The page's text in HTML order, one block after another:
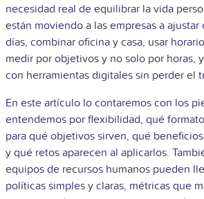
necesidad real de equilibrar la vida
están moviendo a las empresas a
días, combinar oficina y casa, usar
medir por objetivos y no solo por horas,
con herramientas digitales sin perder el
En este artículo lo contaremos con los
entendemos por flexibilidad, qué
para qué objetivos sirven, qué
y qué retos aparecen al aplicarlos.
equipos de recursos humanos pueden
políticas simples y claras, métricas que